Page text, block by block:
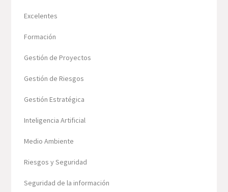
Excelentes
Formación
Gestión de Proyectos
Gestión de Riesgos
Gestión Estratégica
Inteligencia Artificial
Medio Ambiente
Riesgos y Seguridad
Seguridad de la información